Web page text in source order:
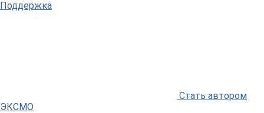
Поддержка
Стать автором
ЭКСМО